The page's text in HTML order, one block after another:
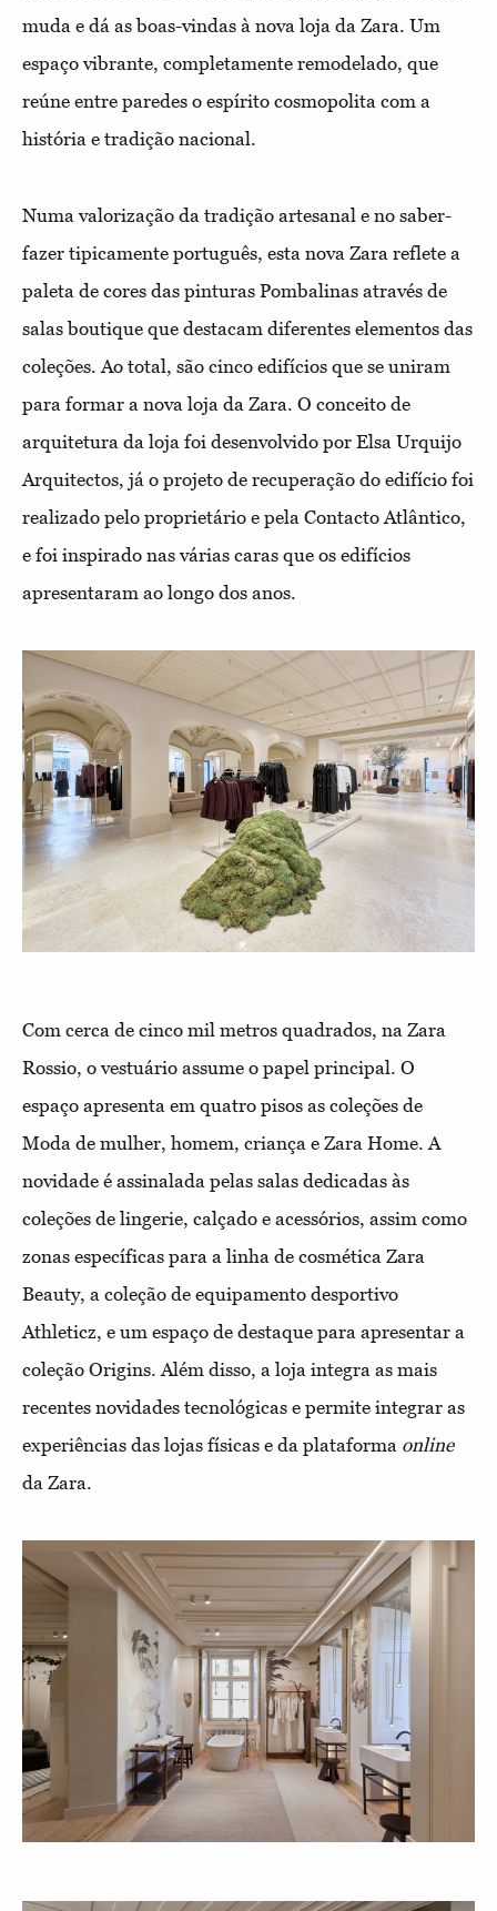
muda e dá as boas-vindas à nova loja da Zara. Um
espaço vibrante, completamente remodelado, que
reúne entre paredes o espírito cosmopolita com a
história e tradição nacional.
Numa valorização da tradição artesanal e no saber-
fazer tipicamente português, esta nova Zara reflete a
paleta de cores das pinturas Pombalinas através de
salas boutique que destacam diferentes elementos das
coleções. Ao total, são cinco edifícios que se uniram
para formar a nova loja da Zara. O conceito de
arquitetura da loja foi desenvolvido por Elsa Urquijo
Arquitectos, já o projeto de recuperação do edifício foi
realizado pelo proprietário e pela Contacto Atlântico,
e foi inspirado nas várias caras que os edifícios
apresentaram ao longo dos anos.
Com cerca de cinco mil metros quadrados, na Zara
Rossio, o vestuário assume o papel principal. O
espaço apresenta em quatro pisos as coleções de
Moda de mulher, homem, criança e Zara Home. A
novidade é assinalada pelas salas dedicadas às
coleções de lingerie, calçado e acessórios, assim como
zonas específicas para a linha de cosmética Zara
Beauty, a coleção de equipamento desportivo
Athleticz, e um espaço de destaque para apresentar a
coleção Origins. Além disso, a loja integra as mais
recentes novidades tecnológicas e permite integrar as
experiências das lojas físicas e da plataforma online
da Zara.